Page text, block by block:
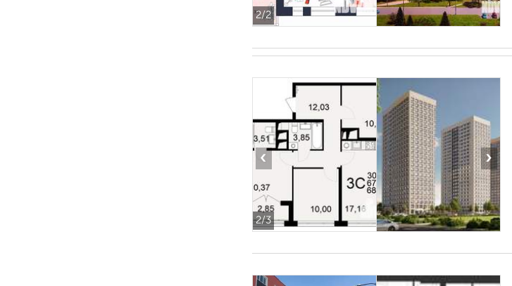
2/2
2/3
‹ ›